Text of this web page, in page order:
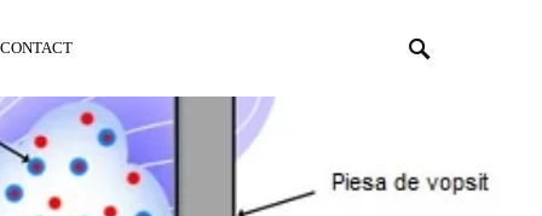
CONTACT